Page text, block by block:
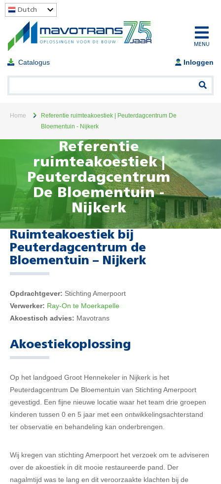
Dutch
MENU
Catalogus Inloggen
Home
Referentie ruimteakoestiek | Peuterdagcentrum De
Bloementuin - Nijkerk
Referentie
ruimteakoestiek |
Peuterdagcentrum
De Bloementuin -
Nijkerk
Ruimteakoestiek bij
Peuterdagcentrum de
Bloementuin – Nijkerk
Opdrachtgever: Stichting Amerpoort
Verwerker: Ray-On te Moerkapelle
Akoestisch advies: Mavotrans
Akoestiekoplossing
Op het landgoed Groot Hennekeler in Nijkerk is het
Peuterdagcentrum De Bloementuin van Stichting Amerpoort
gevestigd. Een fijne nieuwe locatie waar het team drie groepen
kinderen tussen 0 en 5 jaar met een ontwikkelingsachterstand
ter observatie en behandeling kan onderbrengen.
Wij kregen van stichting Amerpoort het verzoek om te adviseren
over de akoestiek in dit mooie restaureerde pand. Der
nagalmtijd was te lang en dit veroorzaakte klachten bij de